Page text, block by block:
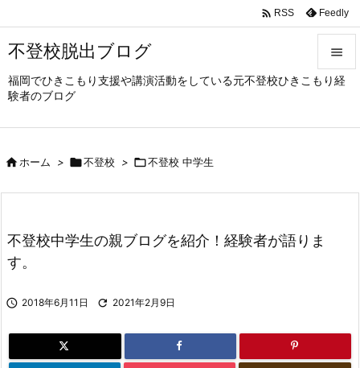
不登校脱出ブログ
福岡でひきこもり支援や講演活動をしている元不登校ひきこもり経
験者のブログ



 RSS Feedly
ホーム > 不登校 > 不登校 中学生
不登校中学生の親ブログを紹介！経験者が語りま
す。
 2018年6月11日  2021年2月9日